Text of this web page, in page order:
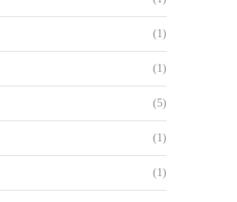
(1)
(1)
(5)
(1)
(1)